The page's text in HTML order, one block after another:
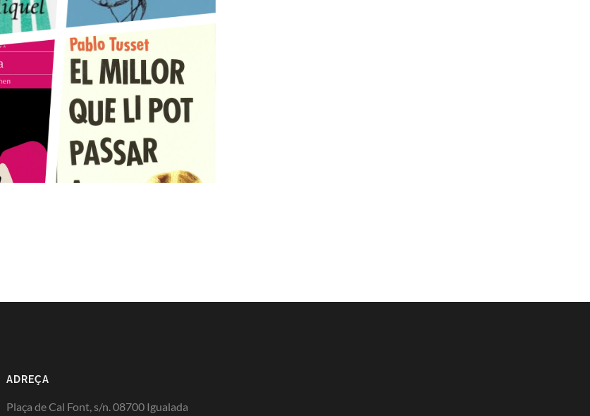
ADREÇA
Plaça de Cal Font, s/n. 08700 Igualada